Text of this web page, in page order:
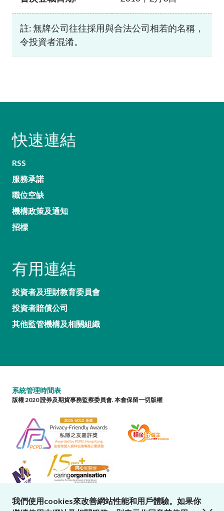
註: 無牌公司往往採用與合法公司相若的名稱，
令投資者混淆。
快速連結
RSS
服務承諾
職位空缺
機構政策及通知
招標
有用連結
投資者及理財教育委員會
投資者賠償公司
其他監管機構及相關組織
系統管理時間表
版權 2020 證券及期貨事務監察委員會. 本會保留一切版權
我們使用cookies來改善網站性能和用戶體驗。如果你
close cookies alert